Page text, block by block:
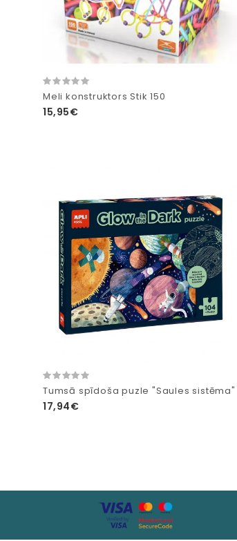
Meli konstruktors Stik 150
15,95€
Tumsā spīdoša puzle "Saules sistēma"
17,94€